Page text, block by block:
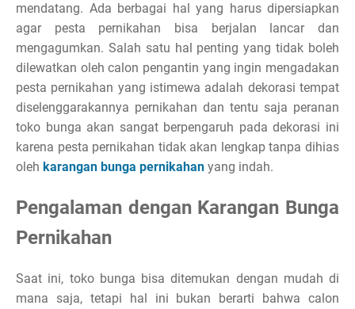
mendatang. Ada berbagai hal yang harus dipersiapkan
agar pesta pernikahan bisa berjalan lancar dan
mengagumkan. Salah satu hal penting yang tidak boleh
dilewatkan oleh calon pengantin yang ingin mengadakan
pesta pernikahan yang istimewa adalah dekorasi tempat
diselenggarakannya pernikahan dan tentu saja peranan
toko bunga akan sangat berpengaruh pada dekorasi ini
karena pesta pernikahan tidak akan lengkap tanpa dihias
oleh karangan bunga pernikahan yang indah.
Pengalaman dengan Karangan Bunga
Pernikahan
Saat ini, toko bunga bisa ditemukan dengan mudah di
mana saja, tetapi hal ini bukan berarti bahwa calon